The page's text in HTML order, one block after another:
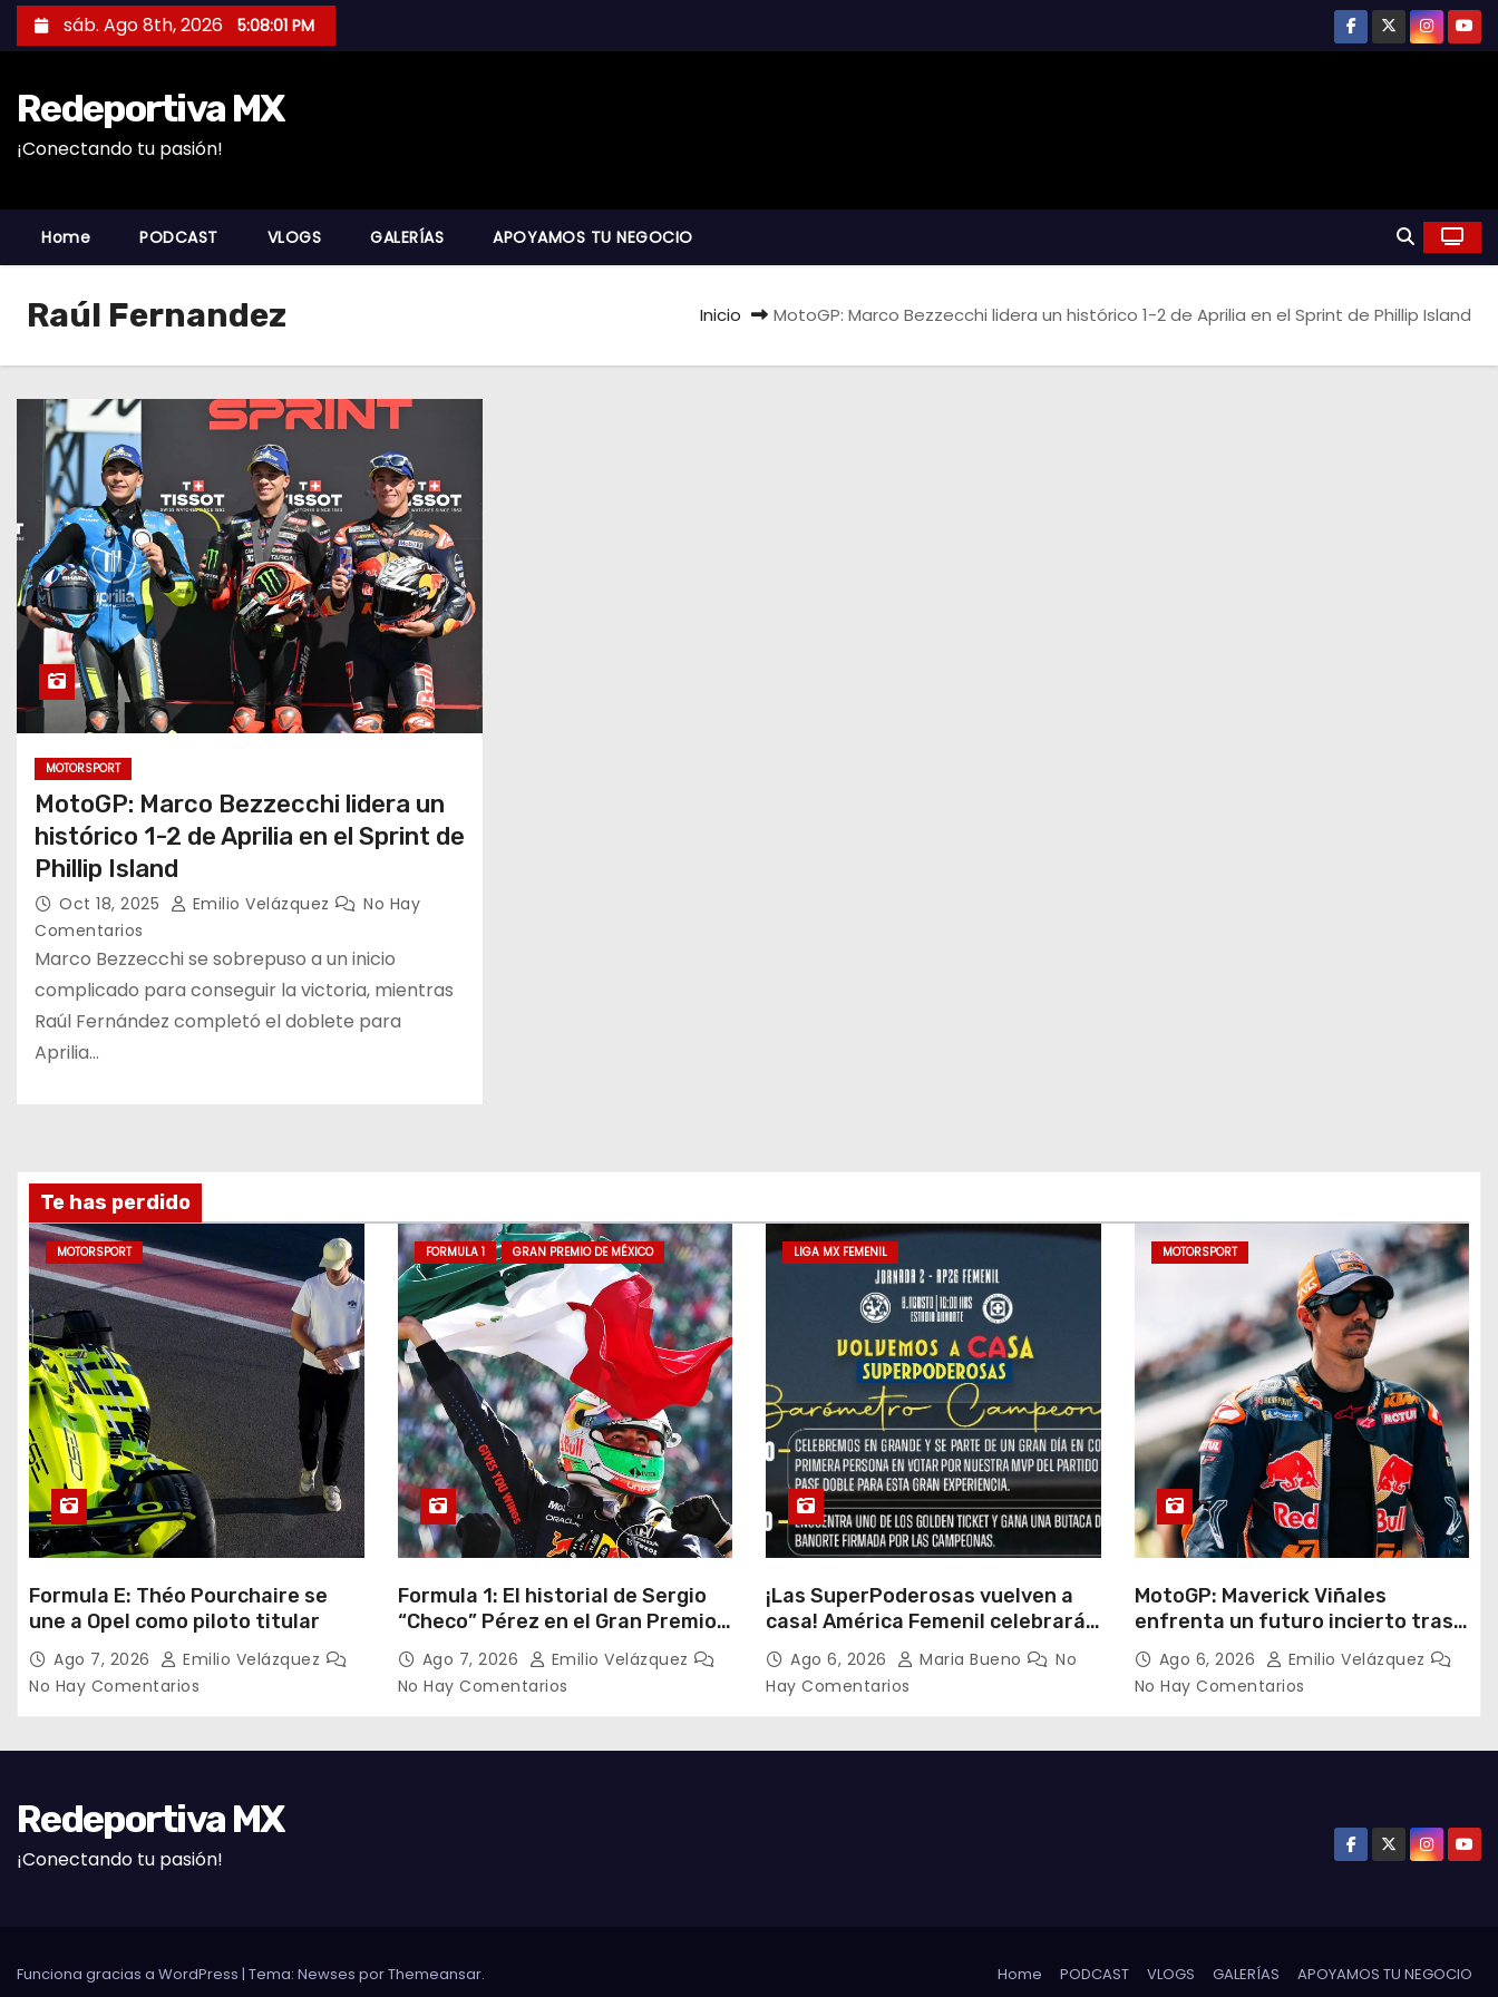
a
c
sáb. Ago 8th, 2026 5:08:01 PM
Redeportiva MX
¡Conectando tu pasión!
Home PODCAST VLOGS GALERÍAS APOYAMOS TU NEGOCIO
Raúl Fernandez Inicio MotoGP: Marco Bezzecchi lidera un histórico 1-2 de Aprilia en el Sprint de Phillip Island
MOTORSPORT
MotoGP: Marco Bezzecchi lidera un
histórico 1-2 de Aprilia en el Sprint de
Phillip Island
Oct 18, 2025 Emilio Velázquez
No Hay
Comentarios
Marco Bezzecchi se sobrepuso a un inicio
complicado para conseguir la victoria, mientras
Raúl Fernández completó el doblete para
Aprilia…
Te has perdido
MOTORSPORT
Formula E: Théo Pourchaire se
une a Opel como piloto titular
Ago 7, 2026
Emilio Velázquez
No Hay Comentarios
FORMULA 1 GRAN PREMIO DE MÉXICO
Formula 1: El historial de Sergio
“Checo” Pérez en el Gran Premio
de México
Ago 7, 2026
Emilio Velázquez
No Hay Comentarios
LIGA MX FEMENIL
¡Las SuperPoderosas vuelven a
casa! América Femenil celebrará
su histórico triplete con una
auténtica fiesta ante Cruz Azul
Ago 6, 2026 Maria Bueno
No
Hay Comentarios
MOTORSPORT
MotoGP: Maverick Viñales
enfrenta un futuro incierto tras
resultados decepcionantes
Ago 6, 2026
Emilio Velázquez
No Hay Comentarios
Redeportiva MX
¡Conectando tu pasión!
Funciona gracias a WordPress | Tema: Newses porThemeansar. Home PODCAST VLOGS GALERÍAS APOYAMOS TU NEGOCIO